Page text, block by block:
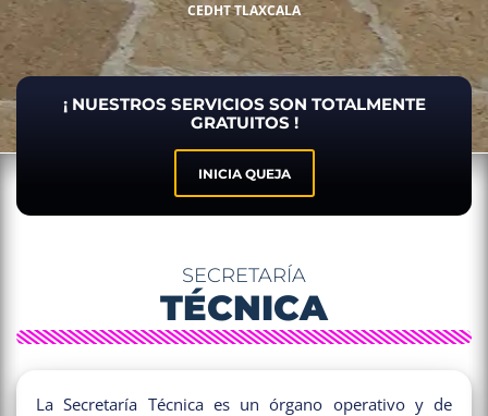
CEDHT TLAXCALA
¡ NUESTROS SERVICIOS SON TOTALMENTE
GRATUITOS !
INICIA QUEJA
SECRETARÍA
TÉCNICA
La Secretaría Técnica es un órgano operativo y de